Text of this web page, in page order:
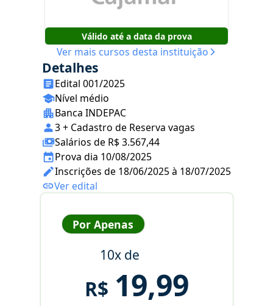
Válido até a data da prova
Ver mais cursos desta instituição
Detalhes
Edital 001/2025
Nível médio
Banca INDEPAC
3 + Cadastro de Reserva vagas
Salários de R$ 3.567,44
Prova dia 10/08/2025
Inscrições de 18/06/2025 à 18/07/2025
Ver edital
Por Apenas
10x de
R$ 19,99